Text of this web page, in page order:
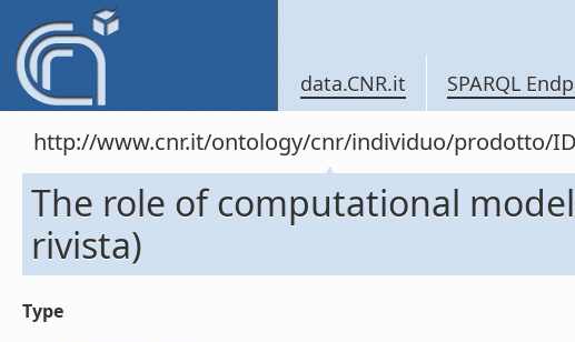
data.CNR.it SPARQL
http://www.cnr.it/ontology/cnr/individuo/prodotto/
The role of computational
rivista)
Type